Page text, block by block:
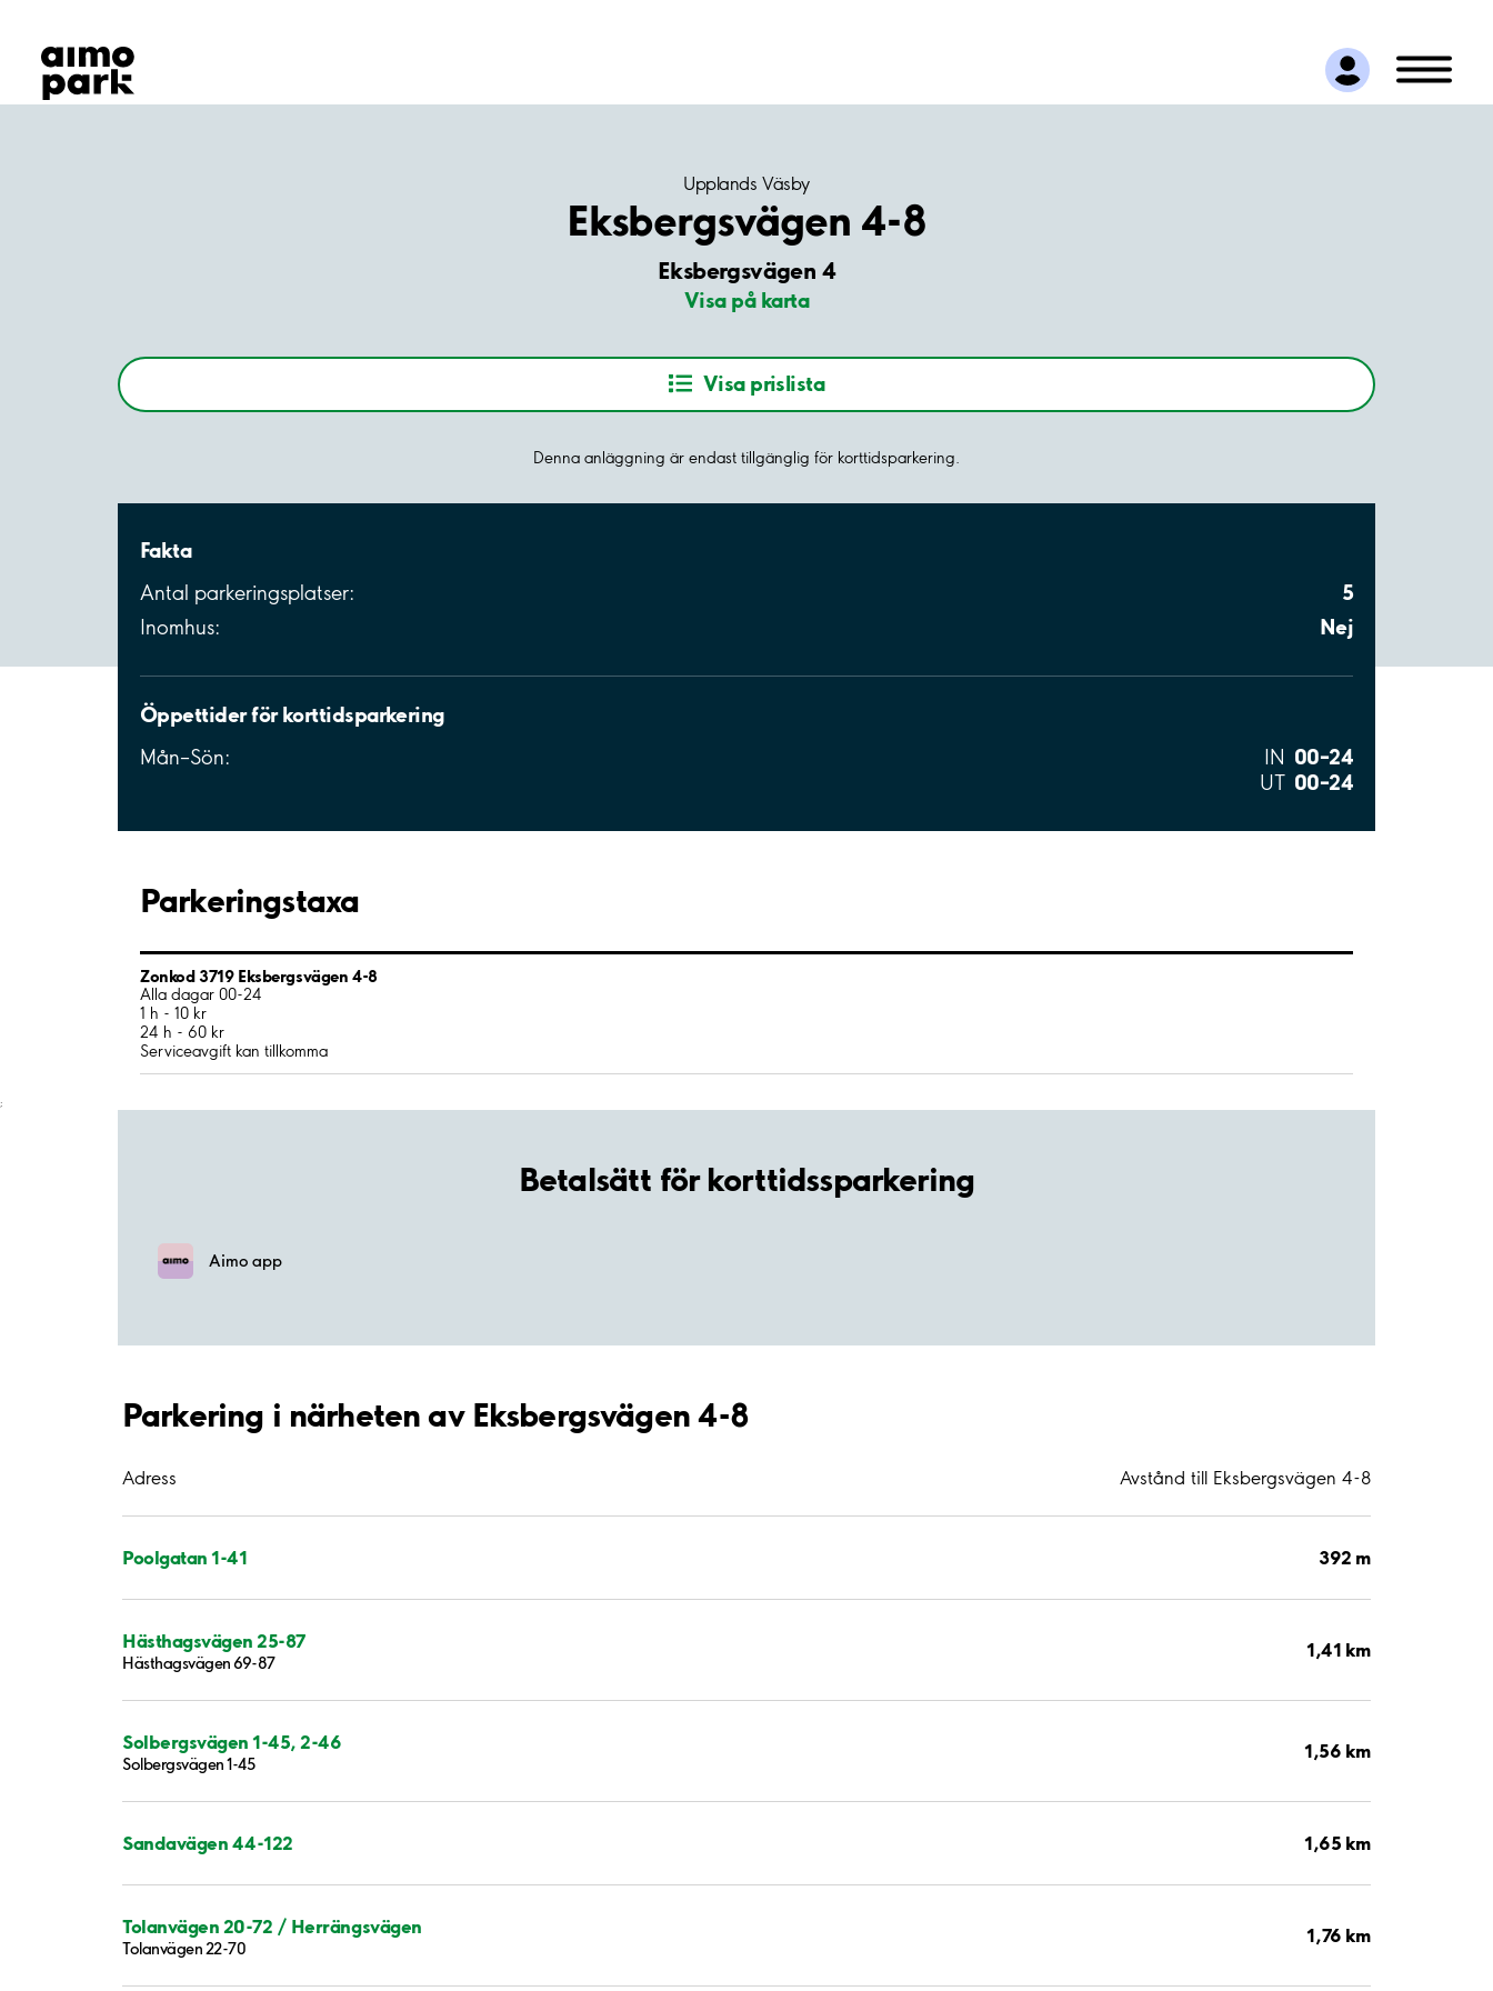
Hitta parkering
Samarbete
Kundservice
Upplands Väsby
Eksbergsvägen 4-8
Eksbergsvägen 4
Visa på karta
Visa prislista
Denna anläggning är endast tillgänglig för korttidsparkering.
Fakta
Antal parkeringsplatser: 5
Inomhus: Nej
Öppettider för korttidsparkering
Mån–Sön: IN 00–24
UT 00–24
Parkeringstaxa
Zonkod 3719 Eksbergsvägen 4-8
Alla dagar 00-24
1 h - 10 kr
24 h - 60 kr
Serviceavgift kan tillkomma
;
Betalsätt för korttidssparkering
Aimo app
Parkering i närheten av Eksbergsvägen 4-8
Adress Avstånd till Eksbergsvägen 4-8
Poolgatan 1-41 392 m
Hästhagsvägen 25-87
Hästhagsvägen 69-87
1,41 km
Solbergsvägen 1-45, 2-46
Solbergsvägen 1-45
1,56 km
Sandavägen 44-122 1,65 km
Tolanvägen 20-72 / Herrängsvägen
Tolanvägen 22-70
1,76 km